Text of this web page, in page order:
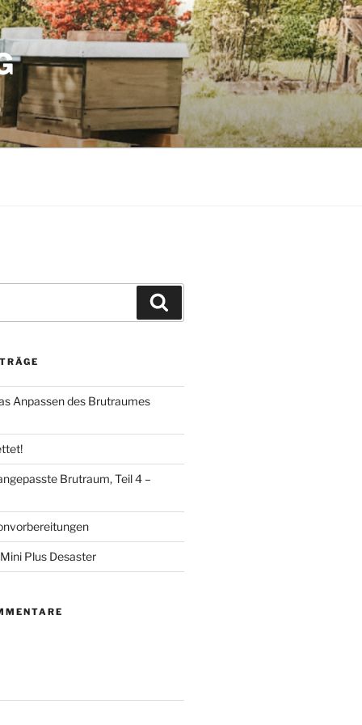
Anpassen des Brutraumes
Brutraum, Teil 4 –
Plus Desaster